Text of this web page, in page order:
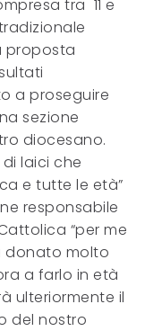
tra 11 e
proposta
a proseguire
sezione
diocesano.
di laici che
e tutte le età”
responsabile
“per me
donato molto
a farlo in età
ulteriormente il
del nostro